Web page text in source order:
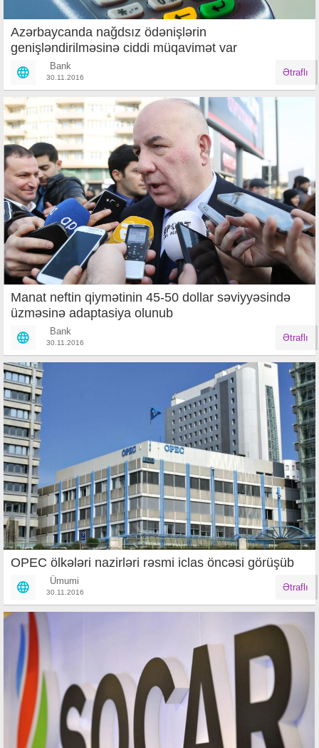
Azərbaycanda nağdsız ödənişlərin
genişləndirilməsinə ciddi müqavimət var
Bank
30.11.2016 Ətraflı
Manat neftin qiymətinin 45-50 dollar səviyyəsində
üzməsinə adaptasiya olunub
Bank
30.11.2016 Ətraflı
OPEC ölkələri nazirləri rəsmi iclas öncəsi görüşüb
Ümumi
30.11.2016 Ətraflı